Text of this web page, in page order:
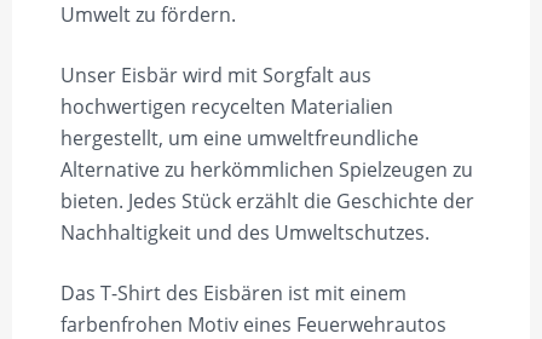
Umwelt zu fördern.
Unser Eisbär wird mit Sorgfalt aus
hochwertigen recycelten Materialien
hergestellt, um eine umweltfreundliche
Alternative zu herkömmlichen Spielzeugen zu
bieten. Jedes Stück erzählt die Geschichte der
Nachhaltigkeit und des Umweltschutzes.
Das T-Shirt des Eisbären ist mit einem
farbenfrohen Motiv eines Feuerwehrautos